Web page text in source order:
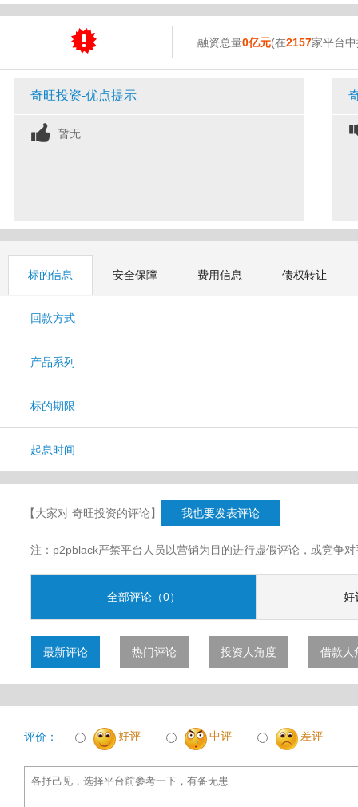
融资总量0亿元(在2157家平台
奇旺投资-优点提示
暂无
标的信息 安全保障 费用信息 债权转让
回款方式
产品系列
标的期限
起息时间
【大家对 奇旺投资的评论】 我也要发表评论
注：p2pblack严禁平台人员以营销为目的进行虚假评论，或竞争
全部评论（0） 好
最新评论 热门评论 投资人角度 借款人
评价： 好评 中评 差评